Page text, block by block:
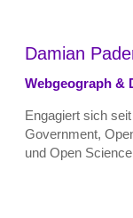
Damian
Webgeograph &
Engagiert sich
Government,
und Open